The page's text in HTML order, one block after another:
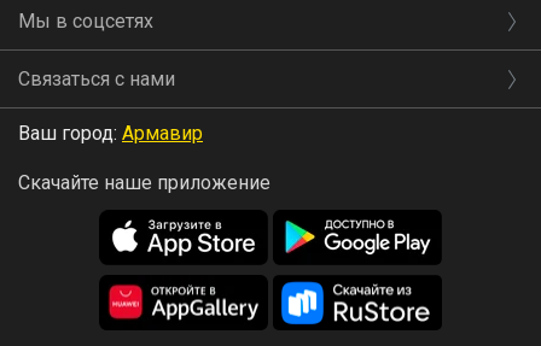
Мы в соцсетях
Связаться с нами
Ваш город: Армавир
Скачайте наше приложение